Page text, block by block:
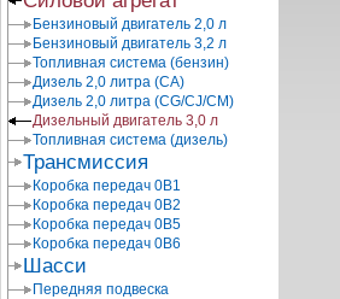
Бензиновый двигатель 2,0 л
Бензиновый двигатель 3,2 л
Топливная система (бензин)
Дизель 2,0 литра (CA)
Дизель 2,0 литра (CG/CJ/CM)
Дизельный двигатель 3,0 л
Топливная система (дизель)
Трансмиссия
Коробка передач 0В1
Коробка передач 0В2
Коробка передач 0В5
Коробка передач 0В6
Шасси
Передняя подвеска